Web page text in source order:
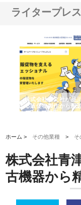
ライタープレス
株式会社耕文社が品
る販促物製作から配
ストップ対応
ホーム > その他業種 > そ
株式会社青
古機器から